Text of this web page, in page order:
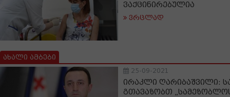
ვაქცინირებულია
ვრცლად
ახალი ამბები
25-09-2021
ირაკლი ღარიბაშვილი:
გთავაზობთ